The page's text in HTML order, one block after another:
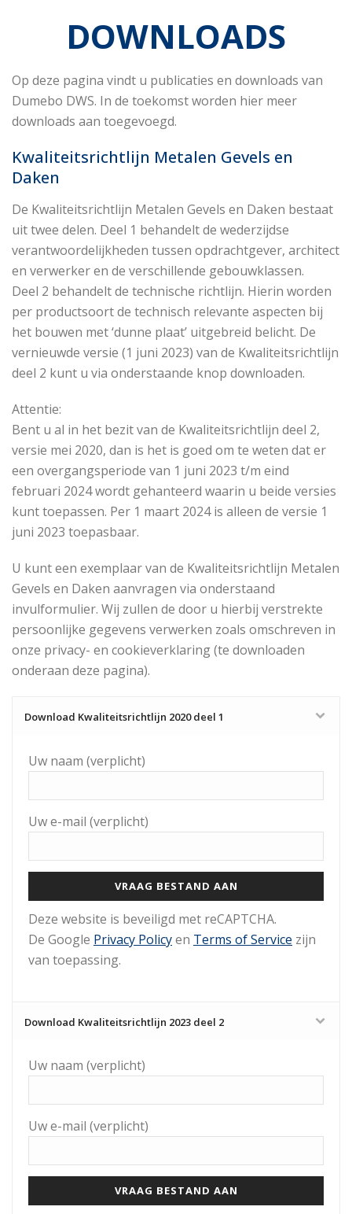
DOWNLOADS
Op deze pagina vindt u publicaties en downloads van
Dumebo DWS. In de toekomst worden hier meer
downloads aan toegevoegd.
Kwaliteitsrichtlijn Metalen Gevels en
Daken
De Kwaliteitsrichtlijn Metalen Gevels en Daken bestaat
uit twee delen. Deel 1 behandelt de wederzijdse
verantwoordelijkheden tussen opdrachtgever, architect
en verwerker en de verschillende gebouwklassen.
Deel 2 behandelt de technische richtlijn. Hierin worden
per productsoort de technisch relevante aspecten bij
het bouwen met ‘dunne plaat’ uitgebreid belicht. De
vernieuwde versie (1 juni 2023) van de Kwaliteitsrichtlijn
deel 2 kunt u via onderstaande knop downloaden.
Attentie:
Bent u al in het bezit van de Kwaliteitsrichtlijn deel 2,
versie mei 2020, dan is het is goed om te weten dat er
een overgangsperiode van 1 juni 2023 t/m eind
februari 2024 wordt gehanteerd waarin u beide versies
kunt toepassen. Per 1 maart 2024 is alleen de versie 1
juni 2023 toepasbaar.
U kunt een exemplaar van de Kwaliteitsrichtlijn Metalen
Gevels en Daken aanvragen via onderstaand
invulformulier. Wij zullen de door u hierbij verstrekte
persoonlijke gegevens verwerken zoals omschreven in
onze privacy- en cookieverklaring (te downloaden
onderaan deze pagina).
Download Kwaliteitsrichtlijn 2020 deel 1
Uw naam (verplicht)
Uw e-mail (verplicht)
Gelieve dit veld leeg te laten.
Deze website is beveiligd met reCAPTCHA.
De Google Privacy Policyen Terms of Service zijn
van toepassing.
Download Kwaliteitsrichtlijn 2023 deel 2
Uw naam (verplicht)
Uw e-mail (verplicht)
Gelieve dit veld leeg te laten.